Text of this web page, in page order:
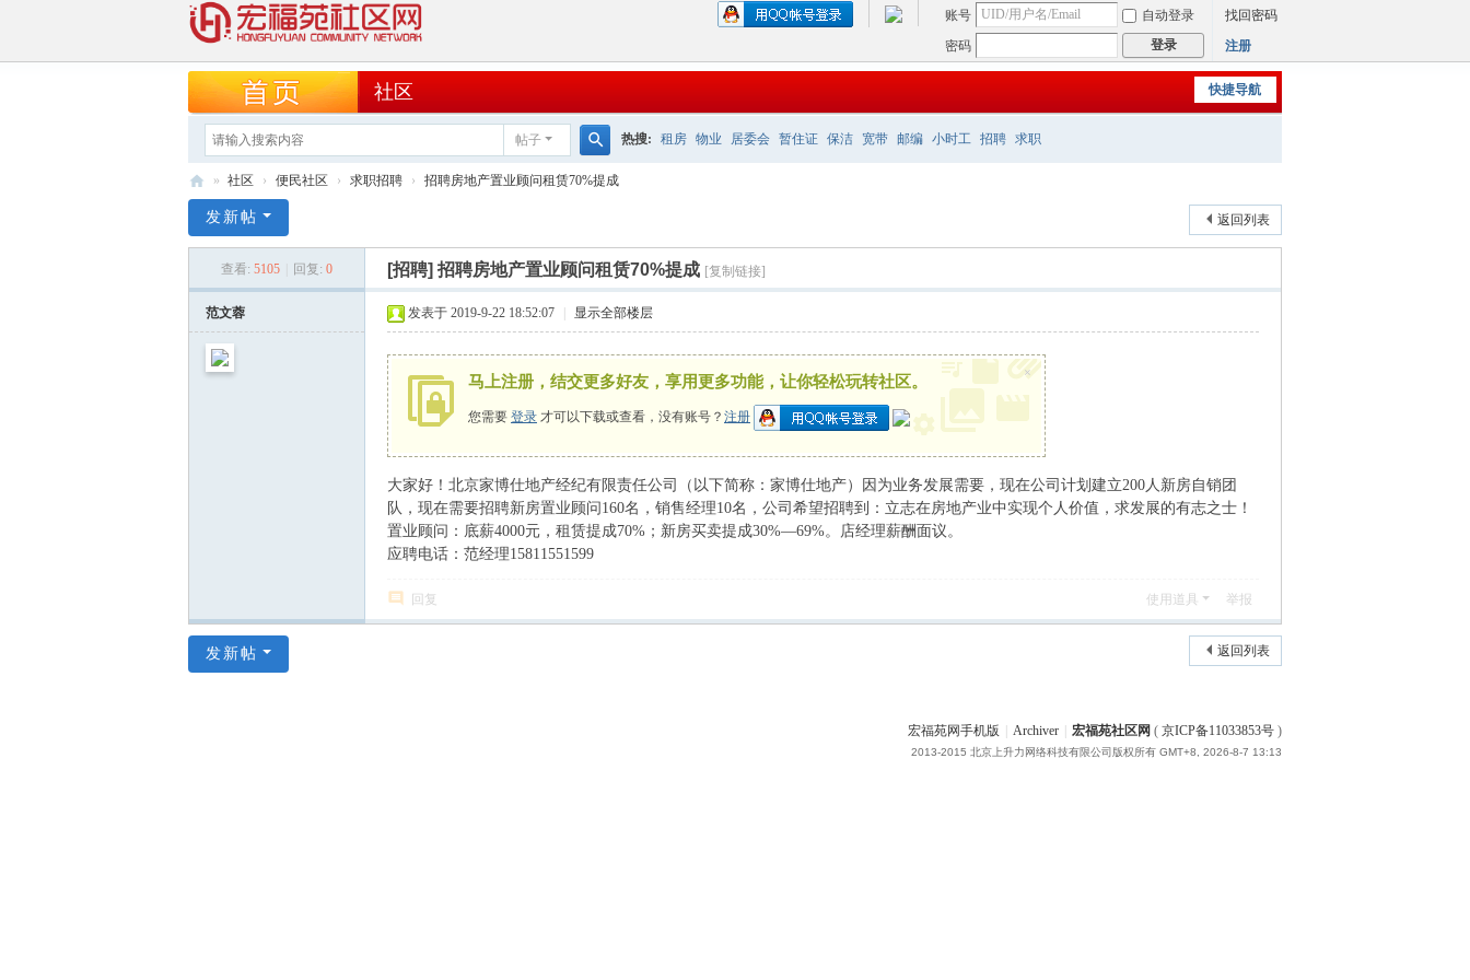
账号 自动登录
找回密码
密码
登录 注册
快捷导航
社区
帖子
索
热搜: 租房 物业 居委会 暂住证 保洁 宽带 邮编 小时工 招聘 求职
福
» 社区 › 便民社区 › 求职招聘 › 招聘房地产置业顾问租赁70%提成
返回列表
发新帖
查看: 5105 回复: 0 [招聘] 招聘房地产置业顾问租赁70%提成 [复制链接]
范文蓉 发表于 2019-9-22 18:52:07 显示全部楼层
马上注册，结交更多好友，享用更多功能，让你轻松玩转社区。
您需要 登录 才可以下载或查看，没有账号？ 注册
×
大家好！北京家博仕地产经纪有限责任公司（以下简称：家博仕地产）因为业务发展需要，现在公司计划建立200人新房自销团
队，现在需要招聘新房置业顾问160名，销售经理10名，公司希望招聘到：立志在房地产业中实现个人价值，求发展的有志之士！
置业顾问：底薪4000元，租赁提成70%；新房买卖提成30%—69%。店经理薪酬面议。
应聘电话：范经理15811551599
回复 使用道具 举报
返回列表
发新帖
宏福苑网手机版 Archiver 宏福苑社区网 ( 京ICP备11033853号)
2013-2015 北京上升力网络科技有限公司版权所有GMT+8, 2026-8-7 13:13